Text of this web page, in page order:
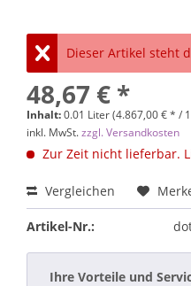
Dieser Artikel steht
48,67 € *
Inhalt:0.01 Liter (4.867,00 € * /
inkl. MwSt.zzgl. Versandkosten
Zur Zeit nicht lieferbar.
Vergleichen
Artikel-Nr.:
Ihre Vorteile und